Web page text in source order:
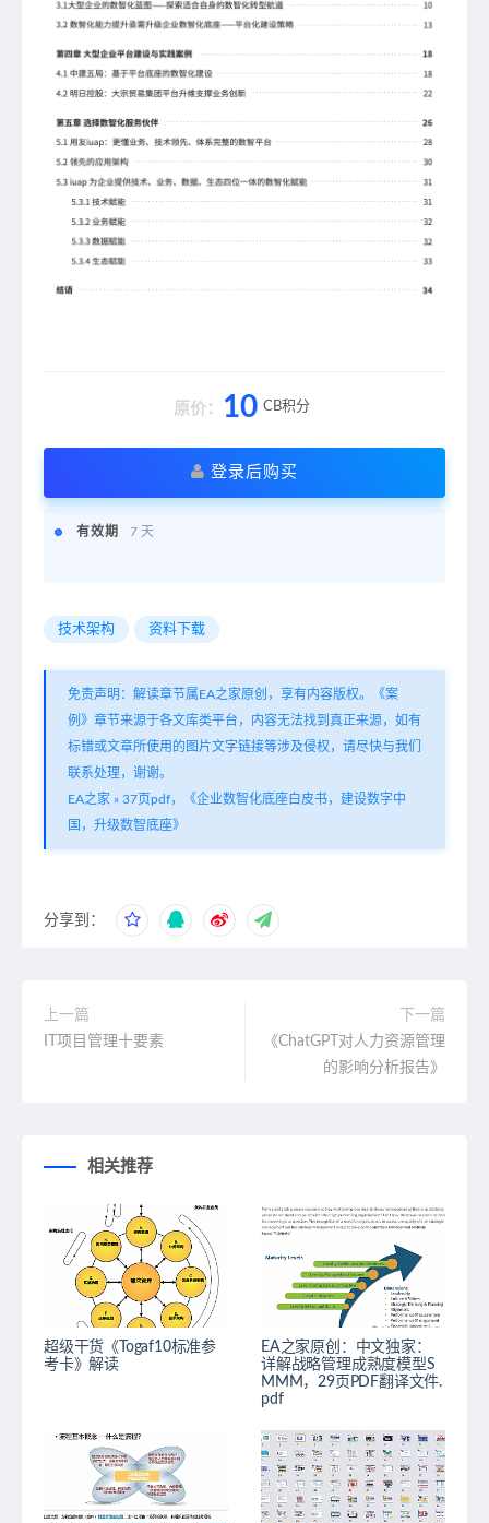
原价： 10 CB积分
登录后购买
有效期 7 天
技术架构 资料下载
免责声明：解读章节属EA之家原创，享有内容版权。《案
例》章节来源于各文库类平台，内容无法找到真正来源，如有
标错或文章所使用的图片文字链接等涉及侵权，请尽快与我们
联系处理，谢谢。
EA之家 » 37页pdf，《企业数智化底座白皮书，建设数字中
国，升级数智底座》
分享到：
上一篇
IT项目管理十要素
下一篇
《ChatGPT对人力资源管理
的影响分析报告》
相关推荐
超级干货《Togaf10标准参
考卡》解读
EA之家原创：中文独家：
详解战略管理成熟度模型S
MMM，29页PDF翻译文件.
pdf